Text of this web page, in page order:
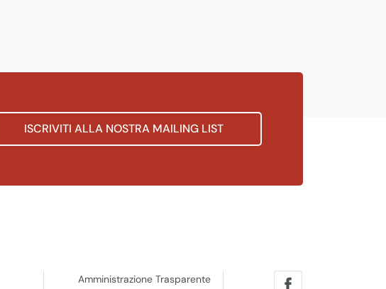
ISCRIVITI ALLA NOSTRA MAILING LIST
Amministrazione Trasparente